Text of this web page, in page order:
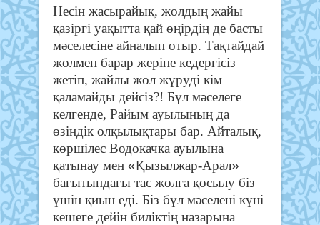
Несін жасырайық, жолдың жайы
қазіргі уақытта қай өңірдің де басты
мәселесіне айналып отыр. Тақтайдай
жолмен барар жеріне кедергісіз
жетіп, жайлы жол жүруді кім
қаламайды дейсіз?! Бұл мәселеге
келгенде, Райым ауылының да
өзіндік олқылықтары бар. Айталық,
көршілес Водокачка ауылына
қатынау мен «Қызылжар-Арал»
бағытындағы тас жолға қосылу біз
үшін қиын еді. Біз бұл мәселені күні
кешеге дейін биліктің назарына